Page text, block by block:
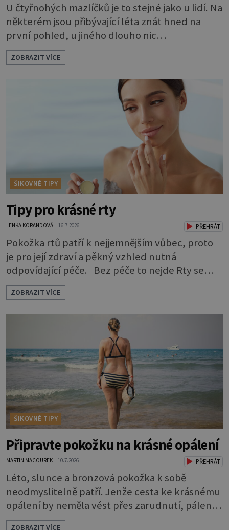
U čtyřnohých mazlíčků je to stejné jako u lidí. Na
některém jsou přibývající léta znát hned na
první pohled, u jiného dlouho nic
nezaznamenáte. Přesto byste si měli staršího
psa více všímat, aby vám neunikly důležité
signály, že něco není v pořádku. Včasná péče
mu může prodloužit i zkvalitnit život. Hůře
mohou mít v nepořádku zažívání.
ZOBRAZIT VÍCE
ŠIKOVNÉ TIPY
Tipy pro krásné rty
LENKA KORANDOVÁ 16.7.2026 PŘEHRÁT
Pokožka rtů patří k nejjemnějším vůbec, proto
je pro její zdraví a pěkný vzhled nutná
odpovídající péče. Bez péče to nejde Rty se
neliší jen barvou, ale také mnohem tenčí
povrchovou vrstvou než ostatní pleť a pokožka.
Nezvláčňují je žádné mazové žlázy, proto jsou
rty mnohem choulostivější a náchylné k
vysychání a praskání. Balzám na rty je proto
nutnou základní výbavou, pokud chce
ZOBRAZIT VÍCE
ŠIKOVNÉ TIPY
Připravte pokožku na krásné opálení
MARTIN MACOUREK 10.7.2026 PŘEHRÁT
Léto, slunce a bronzová pokožka k sobě
neodmyslitelně patří. Jenže cesta ke krásnému
opálení by neměla vést přes zarudnutí, pálení a
loupající se kůže. Spálená pokožka není
ZOBRAZIT VÍCE